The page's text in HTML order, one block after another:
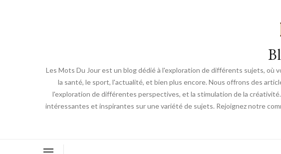
Les Mots Du Jour est un blog dédié à l'exploration de différents sujets, où
la santé, le sport, l'actualité, et bien plus encore. Nous offrons des
l'exploration de différentes perspectives, et la stimulation de la
intéressantes et inspirantes sur une variété de sujets. Rejoignez notre